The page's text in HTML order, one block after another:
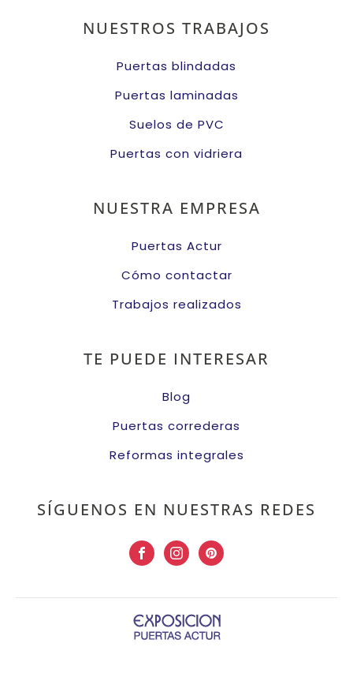
NUESTROS TRABAJOS
Puertas blindadas
Puertas laminadas
Suelos de PVC
Puertas con vidriera
NUESTRA EMPRESA
Puertas Actur
Cómo contactar
Trabajos realizados
TE PUEDE INTERESAR
Blog
Puertas correderas
Reformas integrales
SÍGUENOS EN NUESTRAS REDES